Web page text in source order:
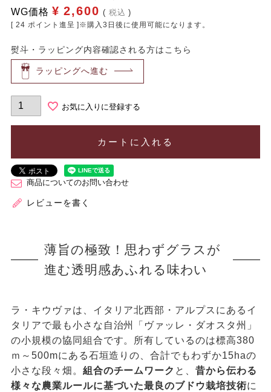
WG価格 ¥ 2,600 税込
[ 24 ポイント進呈 ]※購入3日後に使用可能になります。
熨斗・ラッピング内容確認される方はこちら
ラッピングへ進む
お気に入りに登録する
カートに入れる
商品についてのお問い合わせ
レビューを書く
薄旨の極致！思わずグラスが
進む透明感あふれる味わい
ラ・キウヴァは、イタリア北西部・アルプスにあるイ
タリアで最も小さな自治州「ヴァッレ・ダオスタ州」
の小規模の協同組合です。所有しているのは標高380
ｍ～500mにある石垣造りの、合計でもわずか15haの
小さな段々畑。 組合のチームワーク と、昔から伝わる
様々な農業ルールに基づいた最良のブドウ栽培技術に